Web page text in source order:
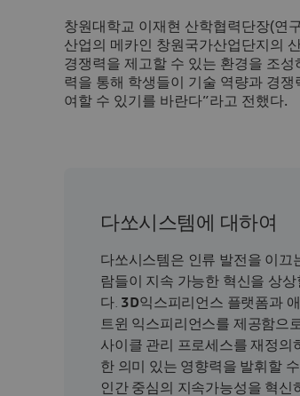
창원대학교 이재현 산학협력단장(연
산업의 메카인 창원국가산업단지의
경쟁력을 제고할 수 있는 환경을 조
력을 통해 학생들이 기술 역량과 경
여할 수 있기를 바란다”라고 전했다.
다쏘시스템에 대하여
다쏘시스템은 인류 발전을 이끄
람들이 지속 가능한 혁신을 상
다. 3D익스피리언스 플랫폼과
트윈 익스피리언스를 제공함으
사이클 관리 프로세스를 재정의
한 의미 있는 영향력을 발휘할
인간 중심의 지속가능성을 혁